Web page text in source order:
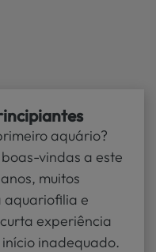
aquário?
vindas a este
muitos
aquariofilia e
experiência
inadequado.